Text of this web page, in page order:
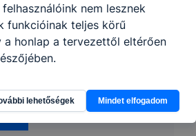
SZC Szentesi Zsoldos
Imre herceg u. 1.
nem lesznek
funkcióinak teljes körű
a honlap a tervezettől eltérően
lehetőségek Mindet elfogadom